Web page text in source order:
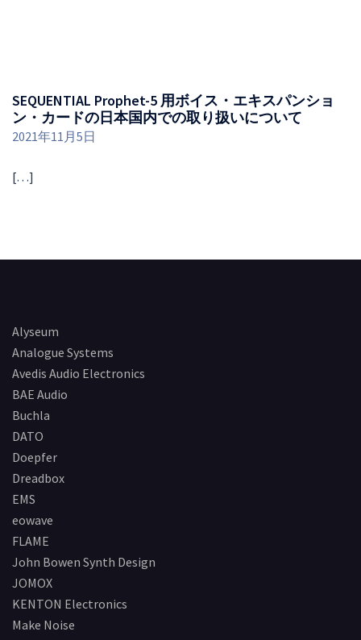
SEQUENTIAL Prophet-5 用ボイス・エキスパンショ
ン・カードの日本国内での取り扱いについて
2021年11月5日
[…]
Alyseum
Analogue Systems
Avedis Audio Electronics
BAE Audio
Buchla
DATO
Doepfer
Dreadbox
EMS
eowave
FLAME
John Bowen Synth Design
JOMOX
KENTON Electronics
Make Noise